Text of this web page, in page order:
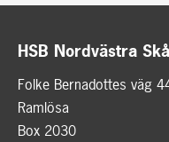
HSB Nordvästra
Folke Bernadottes väg
Ramlösa
Box 2030